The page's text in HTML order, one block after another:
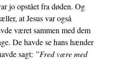
jo opstået fra døden. Og
at Jesus var også
været sammen med dem
De havde se hans hænder
sagt: ”Fred være med